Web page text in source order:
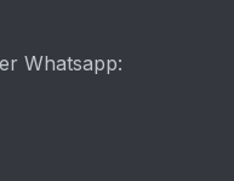
dass
Whatsapp: